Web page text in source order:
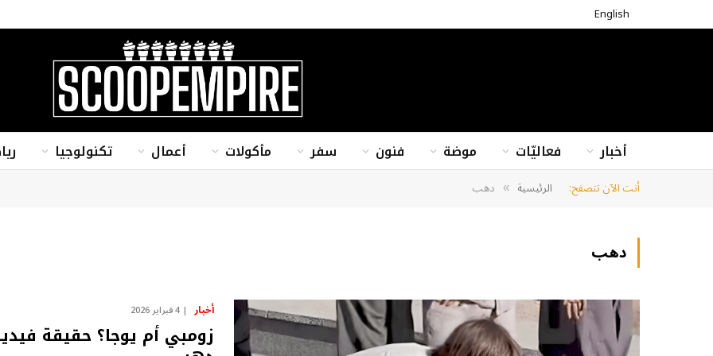
English
أخبار فعاليّات موضة فنون سفر مأكولات أعمال تكنولوجيا
أنت الآن تتصفح: الرئيسية » دهب
دهب
أخبار 4 فبراير 2026
زومبي أم يوجا؟ حقيقة